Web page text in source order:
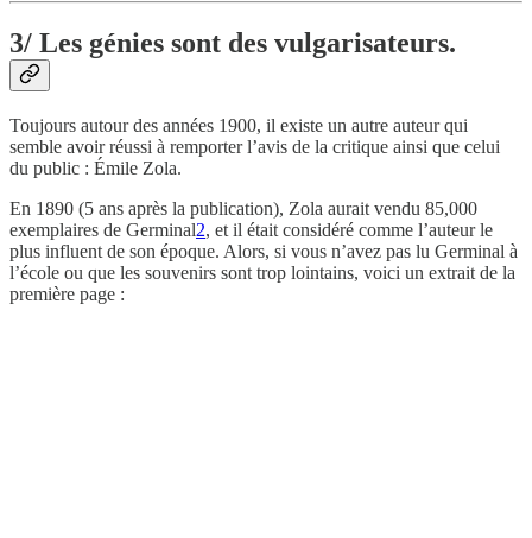
3/ Les génies sont des vulgarisateurs.
Toujours autour des années 1900, il existe un autre auteur qui
semble avoir réussi à remporter l’avis de la critique ainsi que celui
du public : Émile Zola.
En 1890 (5 ans après la publication), Zola aurait vendu 85,000
exemplaires de Germinal2, et il était considéré comme l’auteur le
plus influent de son époque. Alors, si vous n’avez pas lu Germinal à
l’école ou que les souvenirs sont trop lointains, voici un extrait de la
première page :